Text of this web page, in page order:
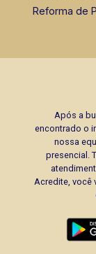
Reforma de
Após a
encontrado o
nossa
presencial.
Acredite, você